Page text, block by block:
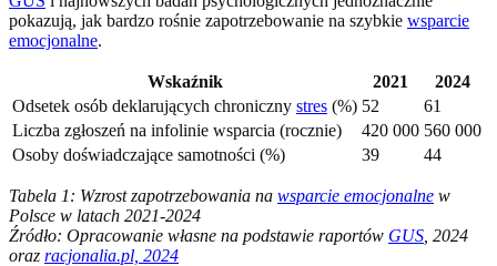
pokazują, jak bardzo rośnie zapotrzebowanie na szybkie wsparcie
emocjonalne.
Wskaźnik 2021
2024
Odsetek osób deklarujących chroniczny stres (%) 52
61
Liczba zgłoszeń na infolinie wsparcia (rocznie)
420 000 560 000
Osoby doświadczające samotności (%)
39 44
Tabela 1: Wzrost zapotrzebowania na wsparcie emocjonalne w
Polsce w latach 2021-2024
Źródło: Opracowanie własne na podstawie raportów GUS , 2024
oraz racjonalia.pl, 2024